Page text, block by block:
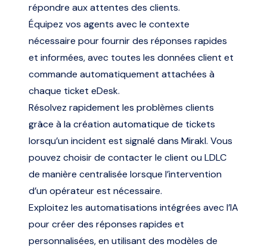
répondre aux attentes des clients.
Équipez vos agents avec le contexte
nécessaire pour fournir des réponses rapides
et informées, avec toutes les données client et
commande automatiquement attachées à
chaque ticket eDesk.
Résolvez rapidement les problèmes clients
grâce à la création automatique de tickets
lorsqu’un incident est signalé dans Mirakl. Vous
pouvez choisir de contacter le client ou LDLC
de manière centralisée lorsque l’intervention
d’un opérateur est nécessaire.
Exploitez les automatisations intégrées avec l’IA
pour créer des réponses rapides et
personnalisées, en utilisant des modèles de